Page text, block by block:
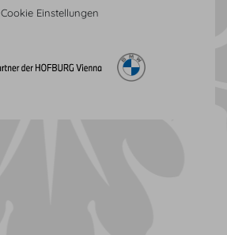
Cookie Einstellungen